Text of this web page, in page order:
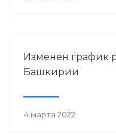
Изменен график
Башкирии
4 марта 2022